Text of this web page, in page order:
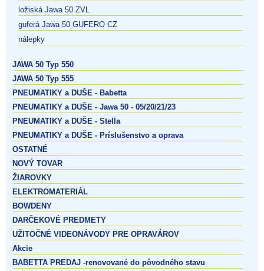
ložiská Jawa 50 ZVL
guferá Jawa 50 GUFERO CZ
nálepky
JAWA 50 Typ 550
JAWA 50 Typ 555
PNEUMATIKY a DUŠE - Babetta
PNEUMATIKY a DUŠE - Jawa 50 - 05/20/21/23
PNEUMATIKY a DUŠE - Stella
PNEUMATIKY a DUŠE - Príslušenstvo a oprava
OSTATNÉ
NOVÝ TOVAR
ŽIAROVKY
ELEKTROMATERIÁL
BOWDENY
DARČEKOVÉ PREDMETY
UŽITOČNÉ VIDEONÁVODY PRE OPRAVÁROV
Akcie
BABETTA PREDAJ -renovované do pôvodného stavu